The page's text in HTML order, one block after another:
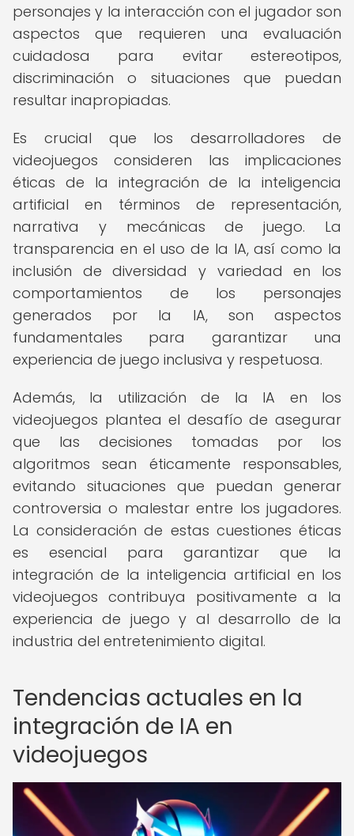
personajes y la interacción con el jugador son
aspectos que requieren una evaluación
cuidadosa para evitar estereotipos,
discriminación o situaciones que puedan
resultar inapropiadas.
Es crucial que los desarrolladores de
videojuegos consideren las implicaciones
éticas de la integración de la inteligencia
artificial en términos de representación,
narrativa y mecánicas de juego. La
transparencia en el uso de la IA, así como la
inclusión de diversidad y variedad en los
comportamientos de los personajes
generados por la IA, son aspectos
fundamentales para garantizar una
experiencia de juego inclusiva y respetuosa.
Además, la utilización de la IA en los
videojuegos plantea el desafío de asegurar
que las decisiones tomadas por los
algoritmos sean éticamente responsables,
evitando situaciones que puedan generar
controversia o malestar entre los jugadores.
La consideración de estas cuestiones éticas
es esencial para garantizar que la
integración de la inteligencia artificial en los
videojuegos contribuya positivamente a la
experiencia de juego y al desarrollo de la
industria del entretenimiento digital.
Tendencias actuales en la
integración de IA en
videojuegos